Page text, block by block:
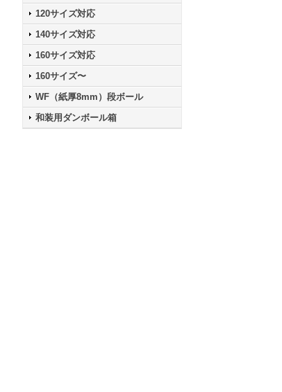
120サイズ対応
140サイズ対応
160サイズ対応
160サイズ〜
WF（紙厚8mm）段ボール
和装用ダンボール箱